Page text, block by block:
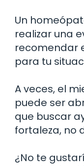
Un
realizar una
recomendar
para tu
A veces, el
puede ser
que buscar
fortaleza, no
¿No te